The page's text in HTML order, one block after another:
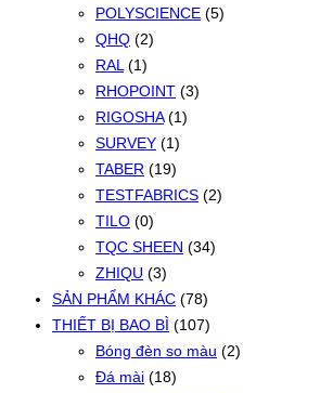
POLYSCIENCE (5)
QHQ (2)
RAL (1)
RHOPOINT (3)
RIGOSHA (1)
SURVEY (1)
TABER (19)
TESTFABRICS (2)
TILO (0)
TQC SHEEN (34)
ZHIQU (3)
SẢN PHẨM KHÁC (78)
THIẾT BỊ BAO BÌ (107)
Bóng đèn so màu (2)
Đá mài (18)